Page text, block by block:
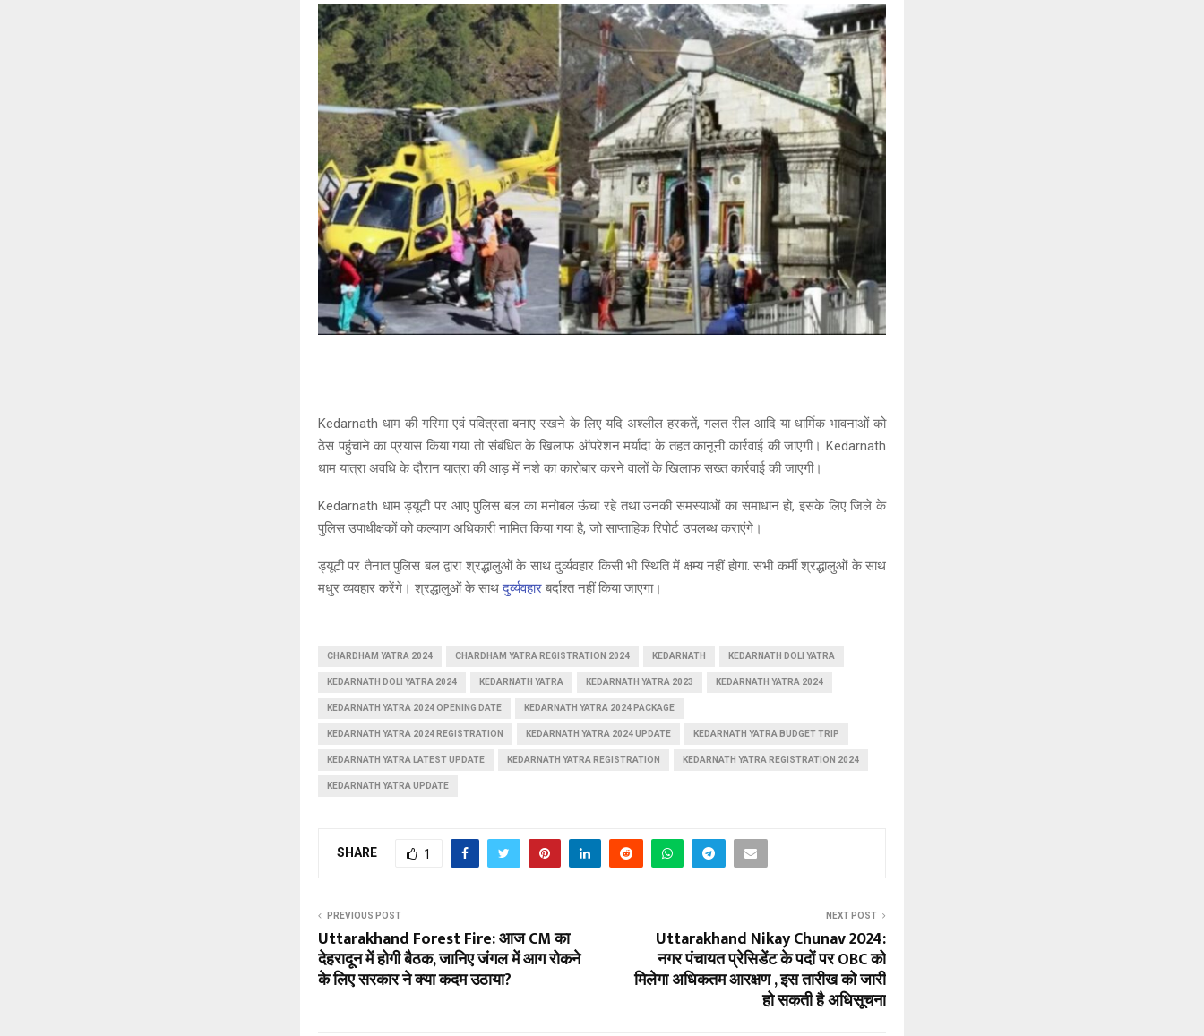
Kedarnath धाम की गरिमा एवं पवित्रता बनाए रखने के लिए यदि अश्लील हरकतें, गलत रील आदि या धार्मिक भावनाओं को
ठेस पहुंचाने का प्रयास किया गया तो संबंधित के खिलाफ ऑपरेशन मर्यादा के तहत कानूनी कार्रवाई की जाएगी। Kedarnath
धाम यात्रा अवधि के दौरान यात्रा की आड़ में नशे का कारोबार करने वालों के खिलाफ सख्त कार्रवाई की जाएगी।
Kedarnath धाम ड्यूटी पर आए पुलिस बल का मनोबल ऊंचा रहे तथा उनकी समस्याओं का समाधान हो, इसके लिए जिले के
पुलिस उपाधीक्षकों को कल्याण अधिकारी नामित किया गया है, जो साप्ताहिक रिपोर्ट उपलब्ध कराएंगे।
ड्यूटी पर तैनात पुलिस बल द्वारा श्रद्धालुओं के साथ दुर्व्यवहार किसी भी स्थिति में क्षम्य नहीं होगा. सभी कर्मी श्रद्धालुओं के साथ
मधुर व्यवहार करेंगे। श्रद्धालुओं के साथदुर्व्यवहार बर्दाश्त नहीं किया जाएगा।
CHARDHAM YATRA 2024 CHARDHAM YATRA REGISTRATION 2024 KEDARNATH KEDARNATH DOLI YATRA
KEDARNATH DOLI YATRA 2024 KEDARNATH YATRA KEDARNATH YATRA 2023 KEDARNATH YATRA 2024
KEDARNATH YATRA 2024 OPENING DATE KEDARNATH YATRA 2024 PACKAGE
KEDARNATH YATRA 2024 REGISTRATION KEDARNATH YATRA 2024 UPDATE KEDARNATH YATRA BUDGET TRIP
KEDARNATH YATRA LATEST UPDATE KEDARNATH YATRA REGISTRATION KEDARNATH YATRA REGISTRATION 2024
KEDARNATH YATRA UPDATE
SHARE 1
PREVIOUS POST
Uttarakhand Forest Fire: आज CM का
देहरादून में होगी बैठक, जानिए जंगल में आग रोकने
के लिए सरकार ने क्या कदम उठाया?
NEXT POST
Uttarakhand Nikay Chunav 2024:
नगर पंचायत प्रेसिडेंट के पदों पर OBC को
मिलेगा अधिकतम आरक्षण , इस तारीख को जारी
हो सकती है अधिसूचना